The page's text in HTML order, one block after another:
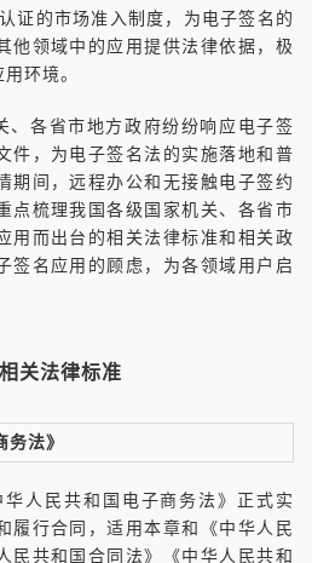
证的市场准入制度，为电子签名的
他领域中的应用提供法律依据，极
环境。
、各省市地方政府纷纷响应电子签
件，为电子签名法的实施落地和普
期间，远程办公和无接触电子签约
点梳理我国各级国家机关、各省市
用而出台的相关法律标准和相关政
签名应用的顾虑，为各领域用户启
相关法律标准
务法》
人民共和国电子商务法》正式实
履行合同，适用本章和《中华人民
民共和国合同法》《中华人民共和